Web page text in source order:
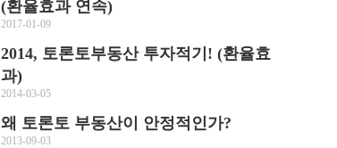
(환율효과 연속)
2017-01-09
2014, 토론토부동산 투자적기! (환율효
과)
2014-03-05
왜 토론토 부동산이 안정적인가?
2013-09-03